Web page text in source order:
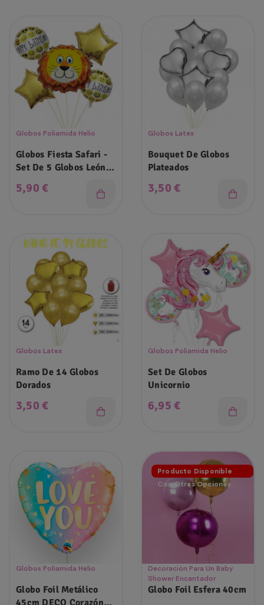
Globos Poliamida Helio
Globos Fiesta Safari -
Set De 5 Globos León
Precio
5,90 €
Globos Latex
Bouquet De Globos
Plateados
Precio
3,50 €
Globos Latex
Ramo De 14 Globos
Dorados
Precio
3,50 €
Globos Poliamida Helio
Set De Globos
Unicornio
Precio
6,95 €
Globos Poliamida Helio
Globo Foil Metálico
Producto Disponible
Con Otras Opciones
Decoración Para Un Baby
Shower Encantador
Globo Foil Esfera 40cm